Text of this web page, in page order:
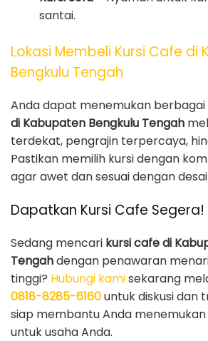
santai.
Lokasi Membeli Kursi Cafe di
Bengkulu Tengah
Anda dapat menemukan berbagai
di Kabupaten Bengkulu Tengah
terdekat, pengrajin terpercaya,
Pastikan memilih kursi dengan
agar awet dan sesuai dengan
Dapatkan Kursi Cafe Segera!
Sedang mencari kursi cafe di
Tengahdengan penawaran
tinggi? Hubungi kamisekarang
0818-8285-6160untuk diskusi dan
siap membantu Anda
untuk usaha Anda.